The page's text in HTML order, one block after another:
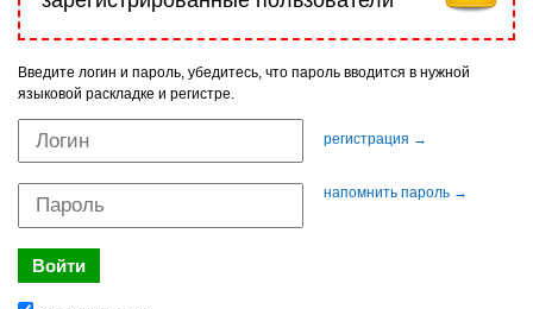
Введите логин и пароль, убедитесь, что пароль вводится в нужной
языковой раскладке и регистре.
регистрация →
напомнить пароль →